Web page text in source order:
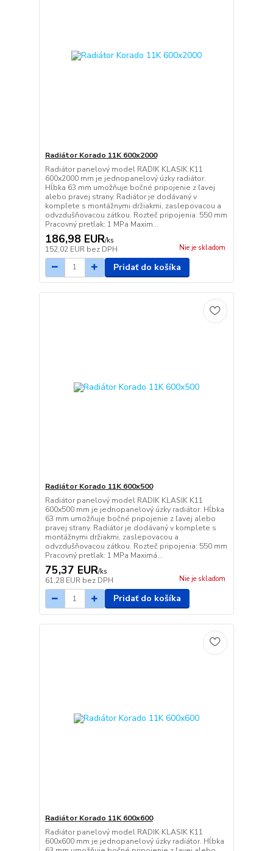
Radiátor Korado 11K 600x2000
Radiátor panelový model RADIK KLASIK K11
600x2000 mm je jednopanelový úzky radiátor.
Hĺbka 63 mm umožňuje bočné pripojenie z ľavej
alebo pravej strany. Radiátor je dodávaný v
komplete s montážnymi držiakmi, zaslepovacou a
odvzdušňovacou zátkou. Rozteč pripojenia: 550 mm
Pracovný pretlak: 1 MPa Maxim...
186,98 EUR/ks
152,02 EUR bez DPH Nie je skladom
Pridať do košíka
Radiátor Korado 11K 600x500
Radiátor panelový model RADIK KLASIK K11
600x500 mm je jednopanelový úzky radiátor. Hĺbka
63 mm umožňuje bočné pripojenie z ľavej alebo
pravej strany. Radiátor je dodávaný v komplete s
montážnymi držiakmi, zaslepovacou a
odvzdušňovacou zátkou. Rozteč pripojenia: 550 mm
Pracovný pretlak: 1 MPa Maximá...
75,37 EUR/ks
61,28 EUR bez DPH Nie je skladom
Pridať do košíka
Radiátor Korado 11K 600x600
Radiátor panelový model RADIK KLASIK K11
600x600 mm je jednopanelový úzky radiátor. Hĺbka